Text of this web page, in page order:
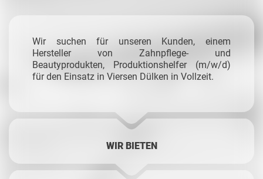
Wir suchen für unseren Kunden, einem
Hersteller von Zahnpflege- und
Beautyprodukten, Produktionshelfer (m/w/d)
für den Einsatz in Viersen Dülken in Vollzeit.
WIR BIETEN